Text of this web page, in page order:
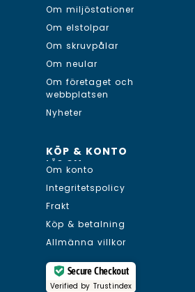
Om miljöstationer
Om elstolpar
Om skruvpålar
Om neular
Om företaget och
webbplatsen
Nyheter
KÖP & KONTO
LÄS OM...
Om konto
Integritetspolicy
Frakt
Köp & betalning
Allmänna villkor
Secure Checkout
Verified by Trustindex